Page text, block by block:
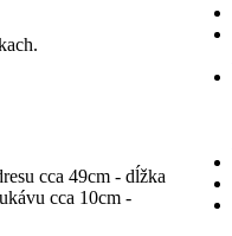
cca 49cm - dĺžka
cca 10cm -